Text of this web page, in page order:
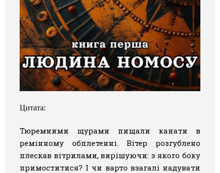
Цитата:
Тюремними щурами пищали канати в
ремінному обплетенні. Вітер розгублено
плескав вітрилами, вирішуючи: з якого боку
примоститися? І чи варто взагалі надувати